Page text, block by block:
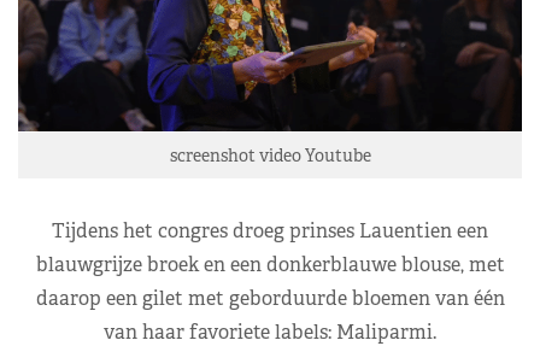
screenshot video Youtube
Tijdens het congres droeg prinses Lauentien een
blauwgrijze broek en een donkerblauwe blouse, met
daarop een gilet met geborduurde bloemen van één
van haar favoriete labels: Maliparmi.